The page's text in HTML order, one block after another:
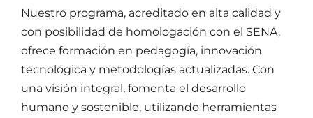
Nuestro programa, acreditado en alta calidad y
con posibilidad de homologación con el SENA,
ofrece formación en pedagogía, innovación
tecnológica y metodologías actualizadas. Con
una visión integral, fomenta el desarrollo
humano y sostenible, utilizando herramientas